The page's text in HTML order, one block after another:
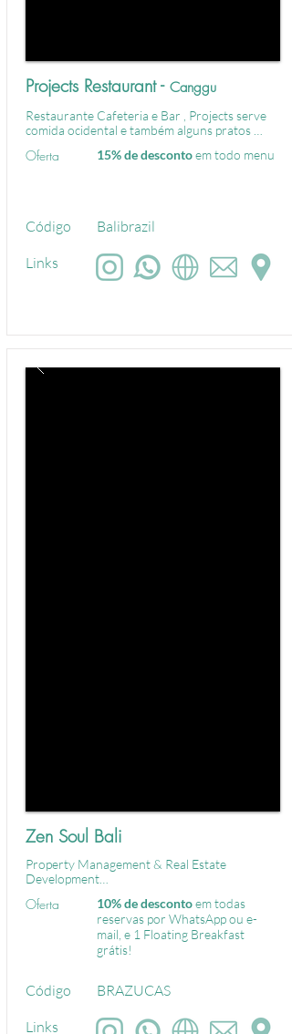
Projects Restaurant - Canggu
Restaurante Cafeteria e Bar , Projects serve
comida ocidental e também alguns pratos
Oferta 15% de descontoem todo menu
Código
Balibrazil
Links
Zen Soul Bali
Property Management & Real Estate
Development
Oferta 10% de descontoem todas
reservas por WhatsApp ou e-
mail, e 1 Floating Breakfast
grátis!
Código
BRAZUCAS
Links